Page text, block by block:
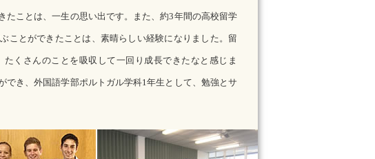
たことは、一生の思い出です。また、約3年間の高校留学
ことができたことは、素晴らしい経験になりました。留
くさんのことを吸収して一回り成長できたなと感じま
き、外国語学部ポルトガル学科1年生として、勉強とサ